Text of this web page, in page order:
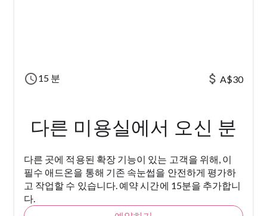
schedule15 분 attach_money A$30
다른 미용실에서 오신 분
다른 곳에 적용된 확장 기능이 있는 고객을 위해, 이
필수 애드온을 통해 기존 속눈썹을 안전하게 평가하
고 작업할 수 있습니다. 예약 시간에 15분을 추가합니
다.